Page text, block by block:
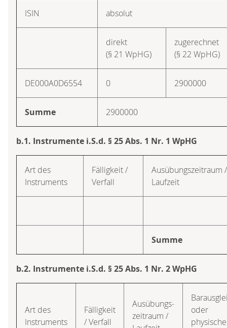
ISIN absolut
direkt
(§ 21 WpHG)
zugerechnet
(§ 22 WpHG)
DE000A0D6554 0 2900000
Summe 2900000
b.1. Instrumente i.S.d. § 25 Abs. 1 Nr. 1 WpHG
Art des
Instruments
Fälligkeit /
Verfall
Ausübungs­zeitraum /
Laufzeit
Summe
b.2. Instrumente i.S.d. § 25 Abs. 1 Nr. 2 WpHG
Art des
Instruments
Fälligkeit
/ Verfall
Ausübungs­
zeitraum /
oder
physische